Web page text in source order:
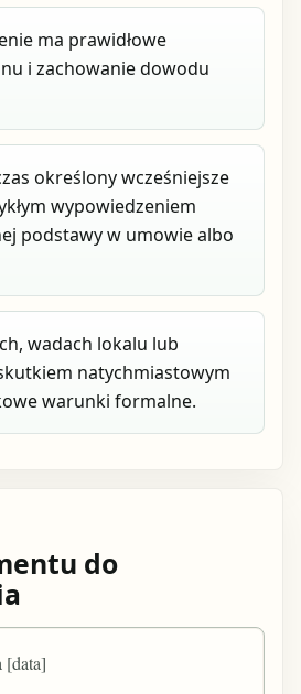
ma prawidłowe
i zachowanie dowodu
określony wcześniejsze
wypowiedzeniem
podstawy w umowie albo
wadach lokalu lub
natychmiastowym
warunki formalne.
do
[data]